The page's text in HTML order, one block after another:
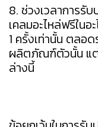
8. ช่วงเวลาการรั
เคลมอะไหล่ฟรีใน
1 ครั้งเท่านั้น ตลอ
ผลิตภัณฑ์ตัวนั้น แต่
ล่างนี้